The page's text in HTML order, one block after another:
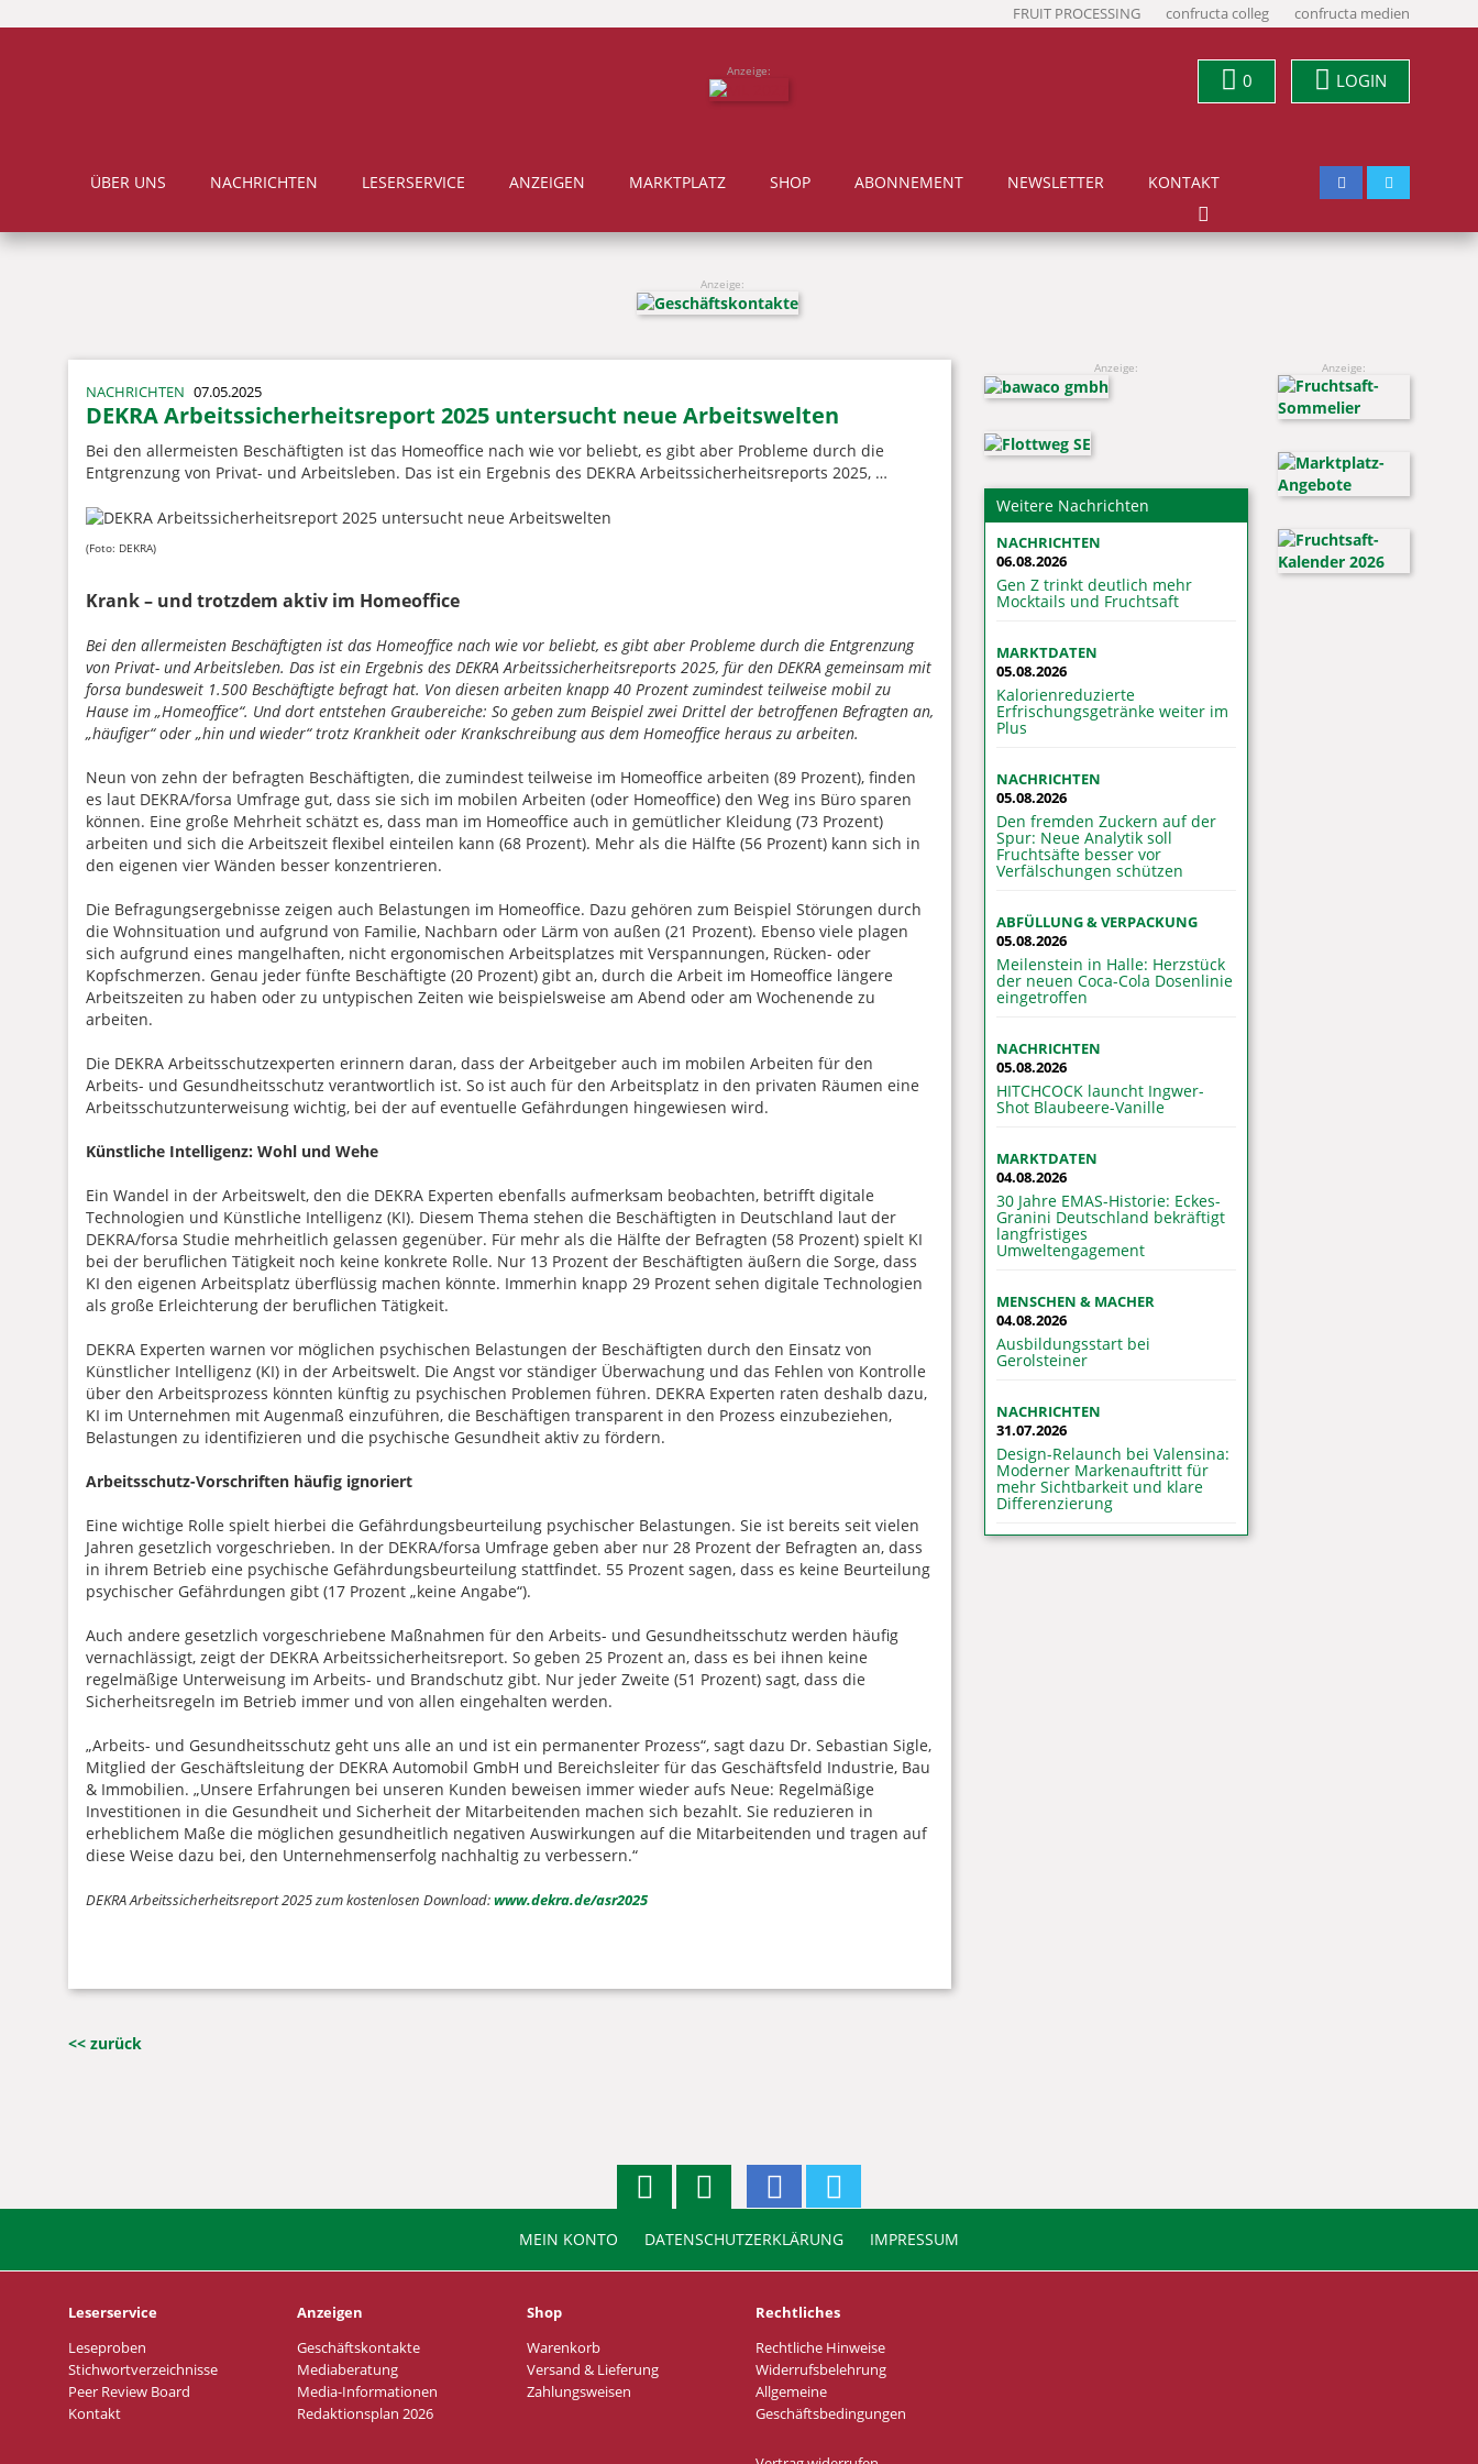
FRUIT PROCESSING confructa colleg confructa medien
0 LOGIN
Anzeige:
ÜBER UNS NACHRICHTEN LESERSERVICE ANZEIGEN MARKTPLATZ SHOP ABONNEMENT NEWSLETTER KONTAKT
Anzeige:
NACHRICHTEN 07.05.2025
DEKRA Arbeitssicherheitsreport 2025 untersucht neue Arbeitswelten
Bei den allermeisten Beschäftigten ist das Homeoffice nach wie vor beliebt, es gibt aber Probleme durch die
Entgrenzung von Privat- und Arbeitsleben. Das ist ein Ergebnis des DEKRA Arbeitssicherheitsreports 2025, …
(Foto: DEKRA)
Krank – und trotzdem aktiv im Homeoffice
Bei den allermeisten Beschäftigten ist das Homeoffice nach wie vor beliebt, es gibt aber Probleme durch die Entgrenzung
von Privat- und Arbeitsleben. Das ist ein Ergebnis des DEKRA Arbeitssicherheitsreports 2025, für den DEKRA gemeinsam mit
forsa bundesweit 1.500 Beschäftigte befragt hat. Von diesen arbeiten knapp 40 Prozent zumindest teilweise mobil zu
Hause im „Homeoffice“. Und dort entstehen Graubereiche: So geben zum Beispiel zwei Drittel der betroffenen Befragten an,
„häufiger“ oder „hin und wieder“ trotz Krankheit oder Krankschreibung aus dem Homeoffice heraus zu arbeiten.
Neun von zehn der befragten Beschäftigten, die zumindest teilweise im Homeoffice arbeiten (89 Prozent), finden
es laut DEKRA/forsa Umfrage gut, dass sie sich im mobilen Arbeiten (oder Homeoffice) den Weg ins Büro sparen
können. Eine große Mehrheit schätzt es, dass man im Homeoffice auch in gemütlicher Kleidung (73 Prozent)
arbeiten und sich die Arbeitszeit flexibel einteilen kann (68 Prozent). Mehr als die Hälfte (56 Prozent) kann sich in
den eigenen vier Wänden besser konzentrieren.
Die Befragungsergebnisse zeigen auch Belastungen im Homeoffice. Dazu gehören zum Beispiel Störungen durch
die Wohnsituation und aufgrund von Familie, Nachbarn oder Lärm von außen (21 Prozent). Ebenso viele plagen
sich aufgrund eines mangelhaften, nicht ergonomischen Arbeitsplatzes mit Verspannungen, Rücken- oder
Kopfschmerzen. Genau jeder fünfte Beschäftigte (20 Prozent) gibt an, durch die Arbeit im Homeoffice längere
Arbeitszeiten zu haben oder zu untypischen Zeiten wie beispielsweise am Abend oder am Wochenende zu
arbeiten.
Die DEKRA Arbeitsschutzexperten erinnern daran, dass der Arbeitgeber auch im mobilen Arbeiten für den
Arbeits- und Gesundheitsschutz verantwortlich ist. So ist auch für den Arbeitsplatz in den privaten Räumen eine
Arbeitsschutzunterweisung wichtig, bei der auf eventuelle Gefährdungen hingewiesen wird.
Künstliche Intelligenz: Wohl und Wehe
Ein Wandel in der Arbeitswelt, den die DEKRA Experten ebenfalls aufmerksam beobachten, betrifft digitale
Technologien und Künstliche Intelligenz (KI). Diesem Thema stehen die Beschäftigten in Deutschland laut der
DEKRA/forsa Studie mehrheitlich gelassen gegenüber. Für mehr als die Hälfte der Befragten (58 Prozent) spielt KI
bei der beruflichen Tätigkeit noch keine konkrete Rolle. Nur 13 Prozent der Beschäftigten äußern die Sorge, dass
KI den eigenen Arbeitsplatz überflüssig machen könnte. Immerhin knapp 29 Prozent sehen digitale Technologien
als große Erleichterung der beruflichen Tätigkeit.
DEKRA Experten warnen vor möglichen psychischen Belastungen der Beschäftigten durch den Einsatz von
Künstlicher Intelligenz (KI) in der Arbeitswelt. Die Angst vor ständiger Überwachung und das Fehlen von Kontrolle
über den Arbeitsprozess könnten künftig zu psychischen Problemen führen. DEKRA Experten raten deshalb dazu,
KI im Unternehmen mit Augenmaß einzuführen, die Beschäftigen transparent in den Prozess einzubeziehen,
Belastungen zu identifizieren und die psychische Gesundheit aktiv zu fördern.
Arbeitsschutz-Vorschriften häufig ignoriert
Eine wichtige Rolle spielt hierbei die Gefährdungsbeurteilung psychischer Belastungen. Sie ist bereits seit vielen
Jahren gesetzlich vorgeschrieben. In der DEKRA/forsa Umfrage geben aber nur 28 Prozent der Befragten an, dass
in ihrem Betrieb eine psychische Gefährdungsbeurteilung stattfindet. 55 Prozent sagen, dass es keine Beurteilung
psychischer Gefährdungen gibt (17 Prozent „keine Angabe“).
Auch andere gesetzlich vorgeschriebene Maßnahmen für den Arbeits- und Gesundheitsschutz werden häufig
vernachlässigt, zeigt der DEKRA Arbeitssicherheitsreport. So geben 25 Prozent an, dass es bei ihnen keine
regelmäßige Unterweisung im Arbeits- und Brandschutz gibt. Nur jeder Zweite (51 Prozent) sagt, dass die
Sicherheitsregeln im Betrieb immer und von allen eingehalten werden.
„Arbeits- und Gesundheitsschutz geht uns alle an und ist ein permanenter Prozess“, sagt dazu Dr. Sebastian Sigle,
Mitglied der Geschäftsleitung der DEKRA Automobil GmbH und Bereichsleiter für das Geschäftsfeld Industrie, Bau
& Immobilien. „Unsere Erfahrungen bei unseren Kunden beweisen immer wieder aufs Neue: Regelmäßige
Investitionen in die Gesundheit und Sicherheit der Mitarbeitenden machen sich bezahlt. Sie reduzieren in
erheblichem Maße die möglichen gesundheitlich negativen Auswirkungen auf die Mitarbeitenden und tragen auf
diese Weise dazu bei, den Unternehmenserfolg nachhaltig zu verbessern.“
DEKRA Arbeitssicherheitsreport 2025 zum kostenlosen Download:www.dekra.de/asr2025
<< zurück
Anzeige:
Weitere Nachrichten
NACHRICHTEN
06.08.2026
Gen Z trinkt deutlich mehr
Mocktails und Fruchtsaft
MARKTDATEN
05.08.2026
Kalorienreduzierte
Erfrischungsgetränke weiter im
Plus
NACHRICHTEN
05.08.2026
Den fremden Zuckern auf der
Spur: Neue Analytik soll
Fruchtsäfte besser vor
Verfälschungen schützen
ABFÜLLUNG & VERPACKUNG
05.08.2026
Meilenstein in Halle: Herzstück
der neuen Coca-Cola Dosenlinie
eingetroffen
NACHRICHTEN
05.08.2026
HITCHCOCK launcht Ingwer-
Shot Blaubeere-Vanille
MARKTDATEN
04.08.2026
30 Jahre EMAS-Historie: Eckes-
Granini Deutschland bekräftigt
langfristiges
Umweltengagement
MENSCHEN & MACHER
04.08.2026
Ausbildungsstart bei
Gerolsteiner
NACHRICHTEN
31.07.2026
Design-Relaunch bei Valensina:
Moderner Markenauftritt für
mehr Sichtbarkeit und klare
Differenzierung
Anzeige:
MEIN KONTO DATENSCHUTZERKLÄRUNG IMPRESSUM
Leserservice
Leseproben
Stichwortverzeichnisse
Peer Review Board
Kontakt
Anzeigen
Geschäftskontakte
Mediaberatung
Media-Informationen
Redaktionsplan 2026
Shop
Warenkorb
Versand & Lieferung
Zahlungsweisen
Rechtliches
Rechtliche Hinweise
Widerrufsbelehrung
Allgemeine
Geschäftsbedingungen